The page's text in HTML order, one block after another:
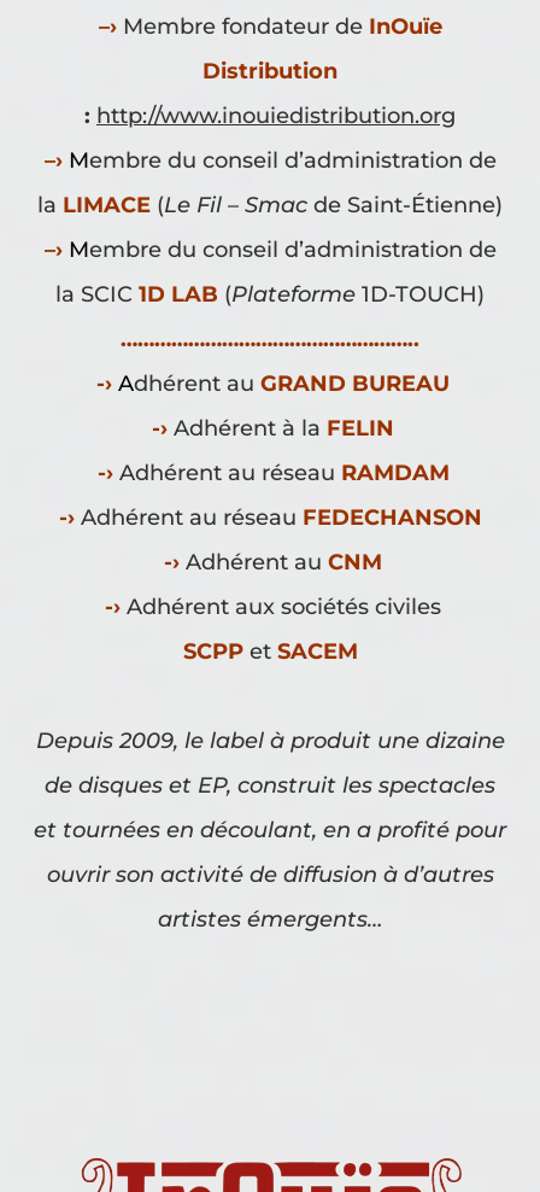
–›Membre fondateur de InOuïe
Distribution
: http://www.inouiedistribution.org
–› Membre du conseil d’administration de
la LIMACE (Le Fil – Smac de Saint-Étienne)
–› Membre du conseil d’administration de
la SCIC 1D LAB (Plateforme 1D-TOUCH)
……………………………………………..
-› Adhérent au GRAND BUREAU
-› Adhérent à la FELIN
-›Adhérent au réseau RAMDAM
-› Adhérent au réseau FEDECHANSON
-› Adhérent au CNM
-› Adhérent aux sociétés civiles
SCPPet SACEM
Depuis 2009, le label à produit une dizaine
de disques et EP, construit les spectacles
et tournées en découlant, en a profité pour
ouvrir son activité de diffusion à d’autres
artistes émergents…